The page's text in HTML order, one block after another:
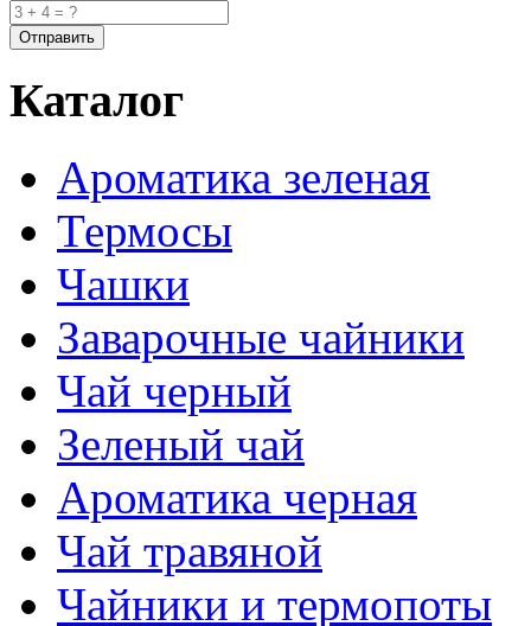
Каталог
Ароматика зеленая
Термосы
Чашки
Заварочные чайники
Чай черный
Зеленый чай
Ароматика черная
Чай травяной
Чайники и термопоты